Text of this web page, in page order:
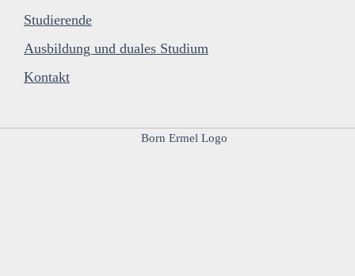
Studierende
Ausbildung und duales Studium
Kontakt